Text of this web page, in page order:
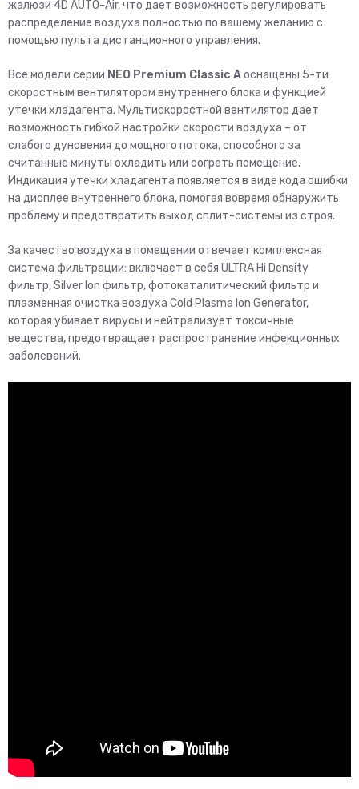
жалюзи 4D AUTO-Air, что дает возможность регулировать
распределение воздуха полностью по вашему желанию с
помощью пульта дистанционного управления.
Все модели серии NEO Premium Classic Aоснащены 5-ти
скоростным вентилятором внутреннего блока и функцией
утечки хладагента. Мультискоростной вентилятор дает
возможность гибкой настройки скорости воздуха – от
слабого дуновения до мощного потока, способного за
считанные минуты охладить или согреть помещение.
Индикация утечки хладагента появляется в виде кода ошибки
на дисплее внутреннего блока, помогая вовремя обнаружить
проблему и предотвратить выход сплит-системы из строя.
За качество воздуха в помещении отвечает комплексная
система фильтрации: включает в себя ULTRA Hi Density
фильтр, Silver Ion фильтр, фотокаталитический фильтр и
плазменная очистка воздуха Cold Plasma Ion Generator,
которая убивает вирусы и нейтрализует токсичные
вещества, предотвращает распространение инфекционных
заболеваний.